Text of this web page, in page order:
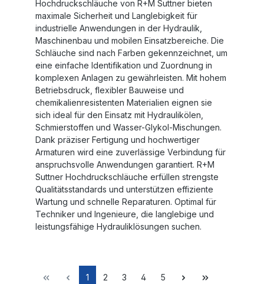
Hochdruckschläuche von R+M Suttner bieten
maximale Sicherheit und Langlebigkeit für
industrielle Anwendungen in der Hydraulik,
Maschinenbau und mobilen Einsatzbereiche. Die
Schläuche sind nach Farben gekennzeichnet, um
eine einfache Identifikation und Zuordnung in
komplexen Anlagen zu gewährleisten. Mit hohem
Betriebsdruck, flexibler Bauweise und
chemikalienresistenten Materialien eignen sie
sich ideal für den Einsatz mit Hydraulikölen,
Schmierstoffen und Wasser-Glykol-Mischungen.
Dank präziser Fertigung und hochwertiger
Armaturen wird eine zuverlässige Verbindung für
anspruchsvolle Anwendungen garantiert. R+M
Suttner Hochdruckschläuche erfüllen strengste
Qualitätsstandards und unterstützen effiziente
Wartung und schnelle Reparaturen. Optimal für
Techniker und Ingenieure, die langlebige und
leistungsfähige Hydrauliklösungen suchen.
1 2 3 4 5